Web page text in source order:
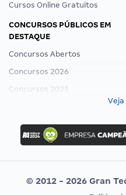
Cursos Online Gratuitos
CONCURSOS PÚBLICOS EM
DESTAQUE
Concursos Abertos
Concursos 2026
Concursos 2025
Concurso Ibama
Concurso MPU
Editais publicados
Veja
© 2012 - 2026 Gran